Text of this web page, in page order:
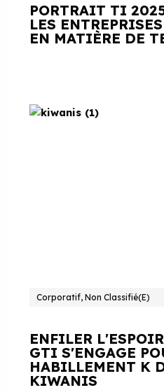
PORTRAIT TI
LES
EN MATIÈRE DE
Corporatif, Non Classifié(e)
ENFILER
GTI S'ENGAGE
HABILLEMENT K
KIWANIS